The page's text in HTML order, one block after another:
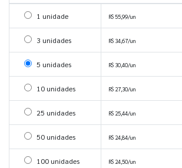
Selecionar 1 unidade
1 unidade R$ 55,99/un
Selecionar 3 unidades
3 unidades R$ 34,67/un
Selecionar 5 unidades
5 unidades R$ 30,40/un
Selecionar 10 unidades
10 unidades R$ 27,30/un
Selecionar 25 unidades
25 unidades R$ 25,44/un
Selecionar 50 unidades
50 unidades R$ 24,84/un
Selecionar 100 unidades
100 unidades R$ 24,50/un